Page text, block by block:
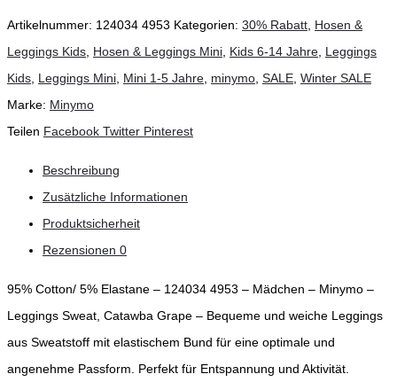
Artikelnummer: 124034 4953 Kategorien: 30% Rabatt, Hosen &
Leggings Kids, Hosen & Leggings Mini, Kids 6-14 Jahre, Leggings
Kids, Leggings Mini, Mini 1-5 Jahre, minymo, SALE, Winter SALE
Marke: Minymo
Teilen Facebook Twitter Pinterest
Beschreibung
Zusätzliche Informationen
Produktsicherheit
Rezensionen 0
95% Cotton/ 5% Elastane – 124034 4953 – Mädchen – Minymo –
Leggings Sweat, Catawba Grape – Bequeme und weiche Leggings
aus Sweatstoff mit elastischem Bund für eine optimale und
angenehme Passform. Perfekt für Entspannung und Aktivität.